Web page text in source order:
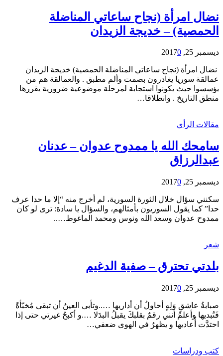
نضال امرأة (نجاح ساعاتي المناضلة
الحمصية) – خديجة الزيدان
ديسمبر 25, 2017 0
نضال امرأة (نجاح ساعاتي المناضلة الحمصية) خديجة الزيدان
عمالقة سوريا يغادرون بصمت وألم مطبق . والعمالقة هم من
يؤسسوا حيث يكونوا استجابة لمرحلة موضوعية ضرورية يقررها
منطق التاريخ . وانطلاقا…
مقالات الرأي
سامحك الله يا ممدوح عدوان – عدنان
عبدالرزاق
ديسمبر 25, 2017 0
سكنني سؤال خلال الثورة السورية، لم أخرج منه “إلا ما حدا عرف
حدا” كما يقول السوريون بأمثالهم، والسؤال يا سادة: ترى لو كان
ممدوح عدوان وسعد الله ونوس ومحمد الماغوط…..
شعر
بلدتي تحترق – صفية الدغيم
ديسمبر 25, 2017 0
صبابةُ عاشقٍ وَلِهٍ أحاولُ أن أداريها …..وتأبى العينُ أن تبقى مُخبّأةً
فَتُبديها وأعلمُ أنني رقمٌ بقلبكَ يقبلُ البدَلا ….و أكبحُ غيرتي حتى إذا
احتدَّت أُعاديها و يظهرُ في الهوى ضعفي…
كتب ودراسات